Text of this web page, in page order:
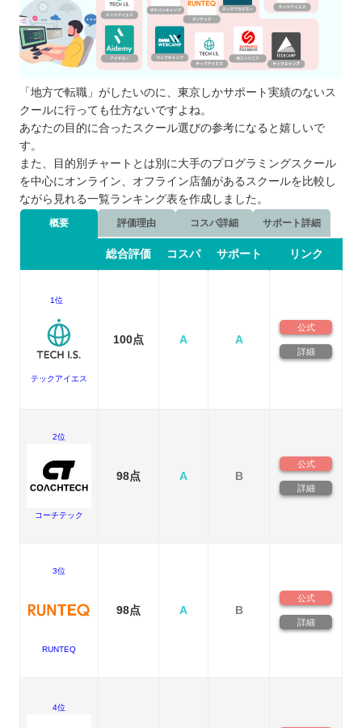
探したい⭐️
北海道 / 東北
関東
近畿
中国
「地方で転職」がしたいのに、東京しかサポート実績のないス
クールに行っても仕方ないですよね。
あなたの目的に合ったスクール選びの参考になると嬉しいで
す。
また、目的別チャートとは別に大手のプログラミングスクール
を中心にオンライン、オフライン店舗があるスクールを比較し
ながら見れる一覧ランキング表を作成しました。
概要 評価理由 コスパ詳細 サポート詳細
総合評価 コスパ サポート リンク
1位
テックアイエス
100点 A A
公式
詳細
2位
コーチテック
98点 A B
公式
詳細
3位
RUNTEQ
98点 A B
公式
詳細
4位